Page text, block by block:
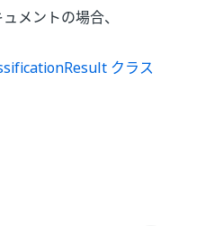
メントの場合、
クラス